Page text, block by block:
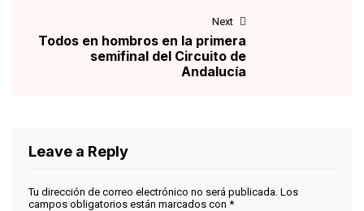
Next
Todos en hombros en la primera
semifinal del Circuito de
Andalucía
Leave a Reply
Tu dirección de correo electrónico no será publicada. Los
campos obligatorios están marcados con *